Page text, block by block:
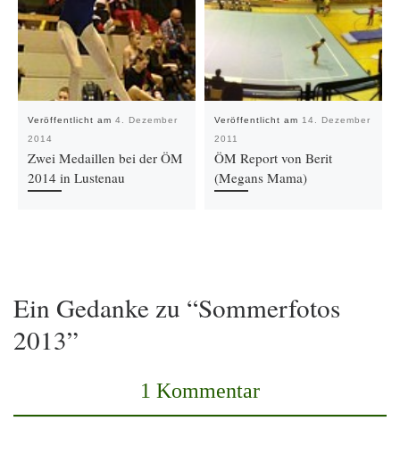
Veröffentlicht am 4. Dezember
2014
Zwei Medaillen bei der ÖM
2014 in Lustenau
Veröffentlicht am 14. Dezember
2011
ÖM Report von Berit
(Megans Mama)
Ein Gedanke zu “Sommerfotos
2013”
1 Kommentar